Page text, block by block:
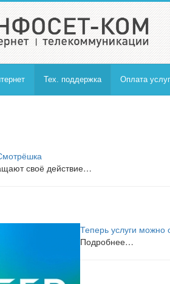
Тех. поддержка Оплата
своё действие…
Теперь услуги можно
Подробнее…